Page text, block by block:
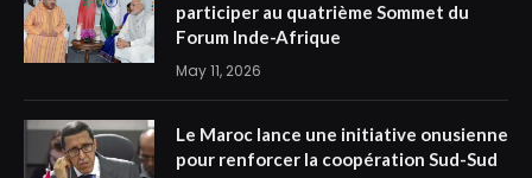
participer au quatrième Sommet du
Forum Inde-Afrique
May 11, 2026
Le Maroc lance une initiative onusienne
pour renforcer la coopération Sud-Sud